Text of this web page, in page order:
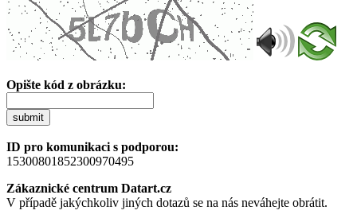
Opište kód z obrázku:
submit
ID pro komunikaci s podporou:
15300801852300970495
Zákaznické centrum Datart.cz
V případě jakýchkoliv jiných dotazů se na nás neváhejte obrátit.